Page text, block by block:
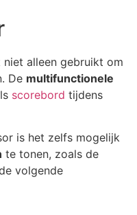
alleen gebruikt om
De multifunctionele
scorebord tijdens
is het zelfs mogelijk
te tonen, zoals de
volgende